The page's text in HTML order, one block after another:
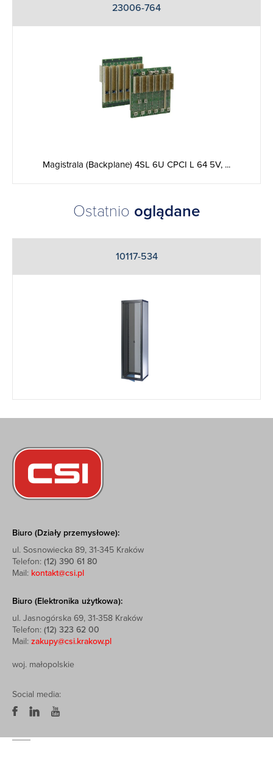
23006-764
Magistrala (Backplane) 4SL 6U CPCI L 64 5V, ...
Ostatnio oglądane
10117-534
Biuro (Działy przemysłowe):
ul. Sosnowiecka 89, 31-345 Kraków
Telefon: (12) 390 61 80
Mail: kontakt@csi.pl
Biuro (Elektronika użytkowa):
ul. Jasnogórska 69, 31-358 Kraków
Telefon: (12) 323 62 00
Mail: zakupy@csi.krakow.pl
woj. małopolskie
Social media: